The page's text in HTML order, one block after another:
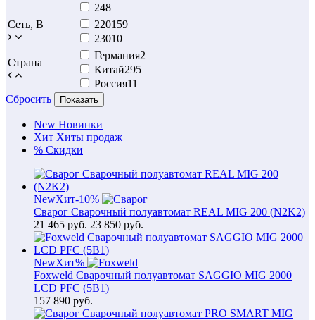
248
Сеть, В
220159
23010
Страна
Германия2
Китай295
Россия11
Сбросить
Показать
New Новинки
Хит Хиты продаж
% Скидки
NewХит-10%
Сварог Сварочный полуавтомат REAL MIG 200 (N2K2)
21 465 руб. 23 850 руб.
NewХит%
Foxweld Сварочный полуавтомат SAGGIO MIG 2000
LCD PFC (5В1)
157 890 руб.